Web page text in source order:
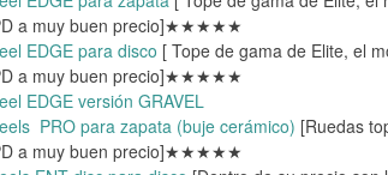
a muy buen precio]★★★★★
EDGE para disco [ Tope de gama de Elite, el
a muy buen precio]★★★★★
EDGE versión GRAVEL
PRO para zapata (buje cerámico) [Ruedas
a muy buen precio]★★★★★